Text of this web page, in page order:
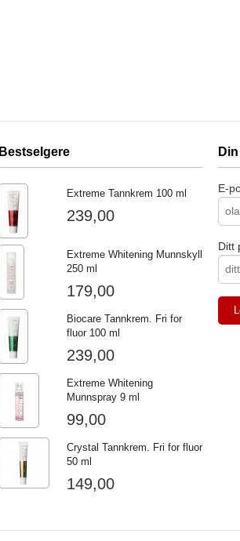
Bestselgere
Extreme Tannkrem 100 ml
239,00
Extreme Whitening Munnskyll
250 ml
179,00
Biocare Tannkrem. Fri for
fluor 100 ml
239,00
Extreme Whitening
Munnspray 9 ml
99,00
Crystal Tannkrem. Fri for fluor
50 ml
149,00
E-
Ditt